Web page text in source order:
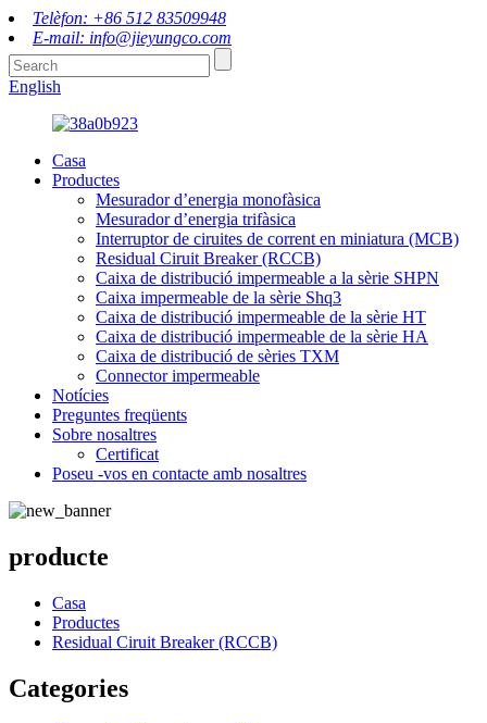
Telèfon: +86 512 83509948
E-mail: info@jieyungco.com
English
Casa
Productes
Mesurador d’energia monofàsica
Mesurador d’energia trifàsica
Interruptor de ciruites de corrent en miniatura (MCB)
Residual Ciruit Breaker (RCCB)
Caixa de distribució impermeable a la sèrie SHPN
Caixa impermeable de la sèrie Shq3
Caixa de distribució impermeable de la sèrie HT
Caixa de distribució impermeable de la sèrie HA
Caixa de distribució de sèries TXM
Connector impermeable
Notícies
Preguntes freqüents
Sobre nosaltres
Certificat
Poseu -vos en contacte amb nosaltres
producte
Casa
Productes
Residual Ciruit Breaker (RCCB)
Categories